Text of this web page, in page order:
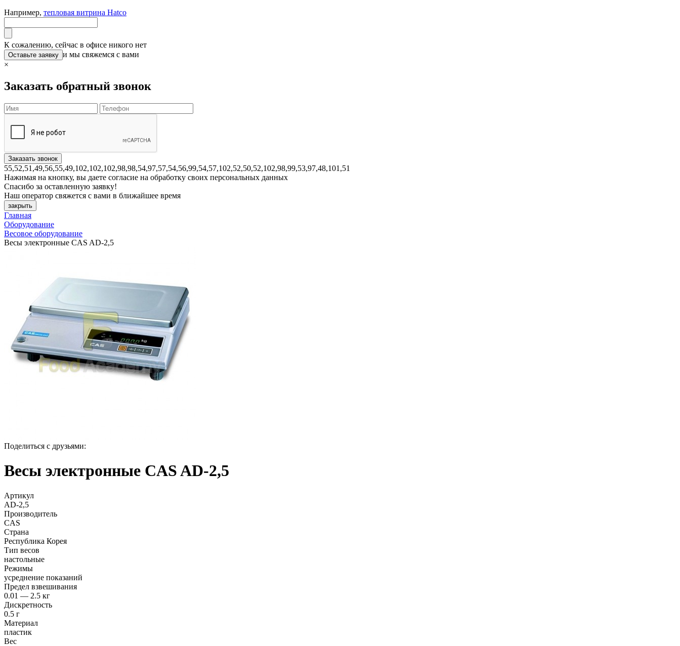
Например, тепловая витрина Hatco
К сожалению, сейчас в офисе никого нет
Оставьте заявку и мы свяжемся с вами
×
Заказать обратный звонок
55,52,51,49,56,55,49,102,102,102,98,98,54,97,57,54,56,99,54,57,102,52,50,52,102,98,99,53,97,48,101,51
Нажимая на кнопку, вы даете согласие на обработку своих персональных данных
Спасибо за оставленную заявку!
Наш оператор свяжется с вами в ближайшее время
закрыть
Главная
Оборудование
Весовое оборудование
Весы электронные CAS AD-2,5
Поделиться с друзьями:
Весы электронные CAS AD-2,5
Артикул
AD-2,5
Производитель
CAS
Страна
Республика Корея
Тип весов
настольные
Режимы
усреднение показаний
Предел взвешивания
0.01 — 2.5 кг
Дискретность
0.5 г
Материал
пластик
Вес